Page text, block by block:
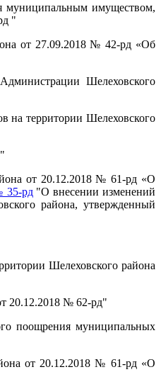
муниципальным имуществом,
"
от 27.09.2018 № 42-рд «Об
Шелеховского
на территории Шелеховского
от 20.12.2018 № 61-рд «О
35-рд"О внесении изменений
района, утвержденный
Шелеховского района
20.12.2018 № 62-рд"
поощрения муниципальных
от 20.12.2018 № 61-рд «О